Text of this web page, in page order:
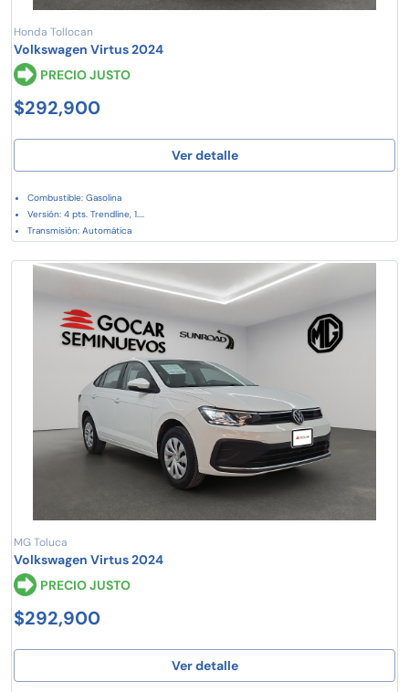
Honda Tollocan
Volkswagen Virtus 2024
PRECIO JUSTO
$292,900
Ver detalle
Combustible: Gasolina
Versión: 4 pts. Trendline, 1....
Transmisión: Automática
MG Toluca
Volkswagen Virtus 2024
PRECIO JUSTO
$292,900
Ver detalle